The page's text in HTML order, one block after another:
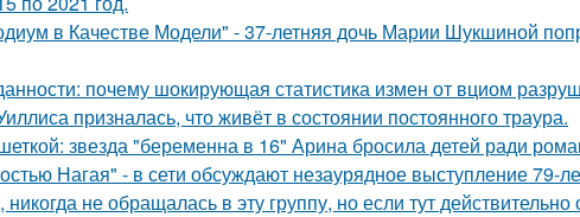
в Качестве Модели" - 37-летняя дочь Марии Шукшиной
почему шокирующая статистика измен от вциом
призналась, что живёт в состоянии постоянного траура.
звезда "беременна в 16" Арина бросила детей ради
Нагая" - в сети обсуждают незаурядное выступление 79-
никогда не обращалась в эту группу, но если тут